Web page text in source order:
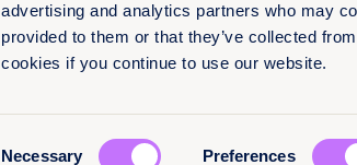
advertising and analytics partners who may
provided to them or that they’ve collected
cookies if you continue to use our website.
Necessary Preferences